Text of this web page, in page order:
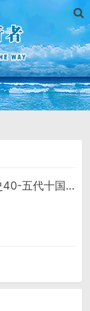
给叫叫讲中国史40-五代十国（上）